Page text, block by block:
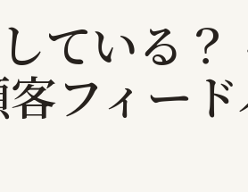
ている？
フィー